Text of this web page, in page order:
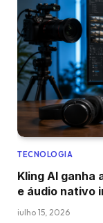
TECNOLOGIA
Kling AI ganha
e áudio nativo
julho 15, 2026